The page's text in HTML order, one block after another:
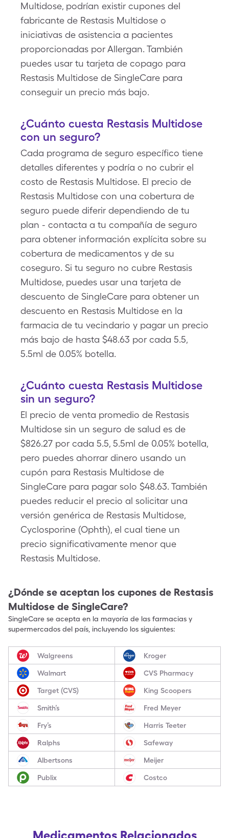
Multidose, podrían existir cupones del
fabricante de Restasis Multidose o
iniciativas de asistencia a pacientes
proporcionadas por Allergan. También
puedes usar tu tarjeta de copago para
Restasis Multidose de SingleCare para
conseguir un precio más bajo.
¿Cuánto cuesta Restasis Multidose
con un seguro?
Cada programa de seguro específico tiene
detalles diferentes y podría o no cubrir el
costo de Restasis Multidose. El precio de
Restasis Multidose con una cobertura de
seguro puede diferir dependiendo de tu
plan - contacta a tu compañía de seguro
para obtener información explícita sobre su
cobertura de medicamentos y de su
coseguro. Si tu seguro no cubre Restasis
Multidose, puedes usar una tarjeta de
descuento de SingleCare para obtener un
descuento en Restasis Multidose en la
farmacia de tu vecindario y pagar un precio
más bajo de hasta $48.63 por cada 5.5,
5.5ml de 0.05% botella.
¿Cuánto cuesta Restasis Multidose
sin un seguro?
El precio de venta promedio de Restasis
Multidose sin un seguro de salud es de
$826.27 por cada 5.5, 5.5ml de 0.05% botella,
pero puedes ahorrar dinero usando un
cupón para Restasis Multidose de
SingleCare para pagar solo $48.63. También
puedes reducir el precio al solicitar una
versión genérica de Restasis Multidose,
Cyclosporine (Ophth), el cual tiene un
precio significativamente menor que
Restasis Multidose.
¿Dónde se aceptan los cupones de Restasis
Multidose de SingleCare?
SingleCare se acepta en la mayoría de las farmacias y
supermercados del país, incluyendo los siguientes:
Walgreens Kroger
Walmart CVS Pharmacy
Target (CVS) King Scoopers
Smith’s Fred Meyer
Fry’s Harris Teeter
Ralphs Safeway
Albertsons Meijer
Publix Costco